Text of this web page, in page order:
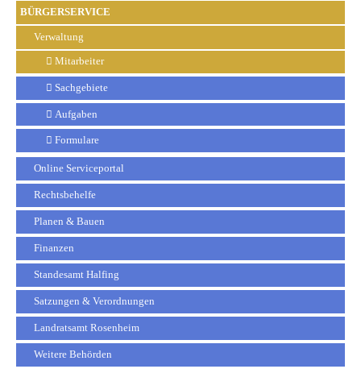
BÜRGERSERVICE
Verwaltung
Mitarbeiter
Sachgebiete
Aufgaben
Formulare
Online Serviceportal
Rechtsbehelfe
Planen & Bauen
Finanzen
Standesamt Halfing
Satzungen & Verordnungen
Landratsamt Rosenheim
Weitere Behörden